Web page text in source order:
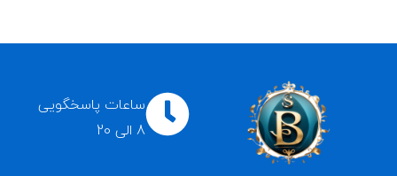
ساعات پاسخگویی
8 الی 20